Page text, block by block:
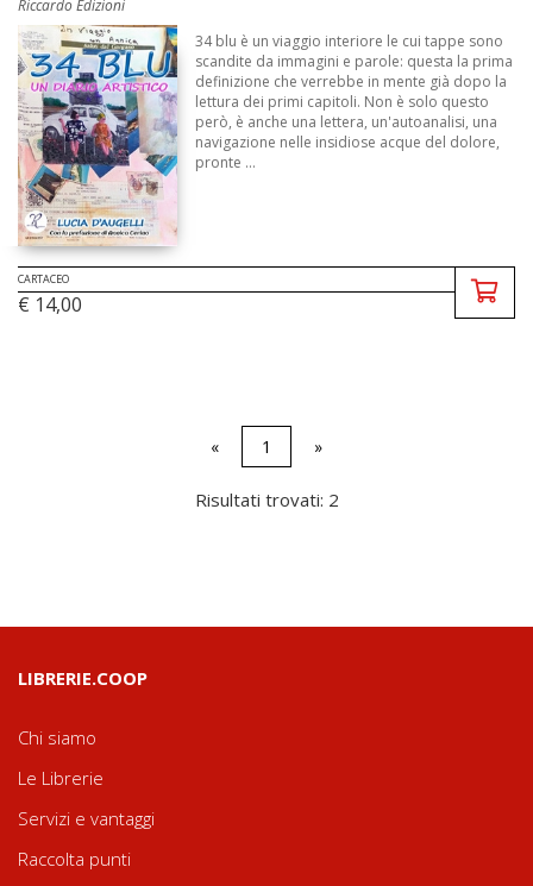
Riccardo Edizioni
34 blu è un viaggio interiore le cui tappe sono
scandite da immagini e parole: questa la prima
definizione che verrebbe in mente già dopo la
lettura dei primi capitoli. Non è solo questo
però, è anche una lettera, un'autoanalisi, una
navigazione nelle insidiose acque del dolore,
pronte ...
CARTACEO
€ 14,00
« 1 »
Risultati trovati: 2
LIBRERIE.COOP
Chi siamo
Le Librerie
Servizi e vantaggi
Raccolta punti